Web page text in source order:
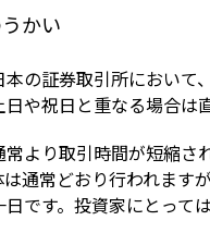
かい
の証券取引所において
や祝日と重なる場合は
常より取引時間が短縮
は通常どおり行われま
です。投資家にとって